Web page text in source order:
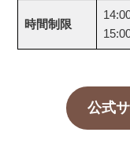
時間制限
公式